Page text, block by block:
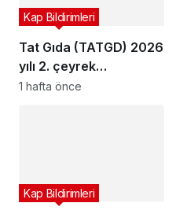
Tat Gıda (TATGD) 2026
yılı 2. çeyrek
bilançosunu açıkladı
Kap Bildirimleri
1 hafta önce
Kap Bildirimleri